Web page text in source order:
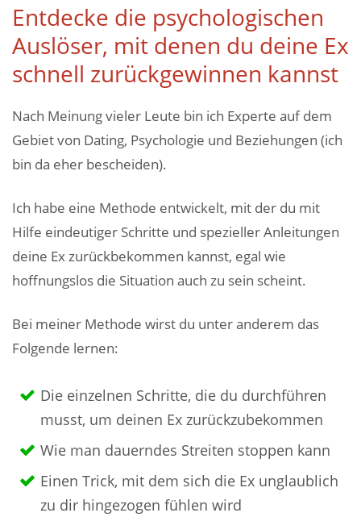
Entdecke die psychologischen
Auslöser, mit denen du deine Ex
schnell zurückgewinnen kannst
Nach Meinung vieler Leute bin ich Experte auf dem
Gebiet von Dating, Psychologie und Beziehungen (ich
bin da eher bescheiden).
Ich habe eine Methode entwickelt, mit der du mit
Hilfe eindeutiger Schritte und spezieller Anleitungen
deine Ex zurückbekommen kannst, egal wie
hoffnungslos die Situation auch zu sein scheint.
Bei meiner Methode wirst du unter anderem das
Folgende lernen:
Die einzelnen Schritte, die du durchführen
musst, um deinen Ex zurückzubekommen
Wie man dauerndes Streiten stoppen kann
Einen Trick, mit dem sich die Ex unglaublich
zu dir hingezogen fühlen wird